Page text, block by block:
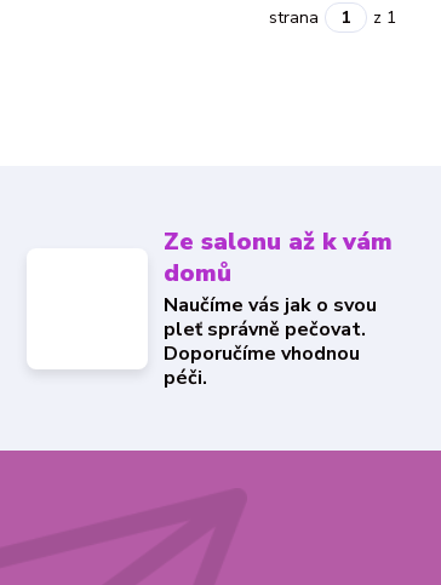
strana z 1
Ze salonu až k vám
domů
Naučíme vás jak o svou
pleť správně pečovat.
Doporučíme vhodnou
péči.